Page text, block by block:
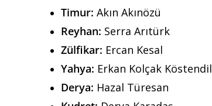
Timur: Akın Akınözü
Reyhan: Serra Arıtürk
Zülfikar: Ercan Kesal
Yahya: Erkan Kolçak Köstendil
Derya: Hazal Türesan